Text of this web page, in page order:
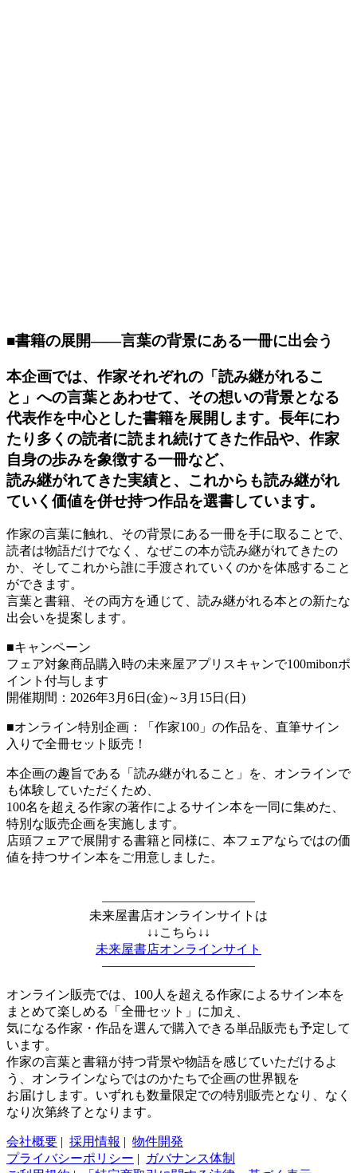
■書籍の展開――言葉の背景にある一冊に出会う
本企画では、作家それぞれの「読み継がれるこ
と」への言葉とあわせて、その想いの背景となる
代表作を中心とした書籍を展開します。長年にわ
たり多くの読者に読まれ続けてきた作品や、作家
自身の歩みを象徴する一冊など、
読み継がれてきた実績と、これからも読み継がれ
ていく価値を併せ持つ作品を選書しています。
作家の言葉に触れ、その背景にある一冊を手に取ることで、
読者は物語だけでなく、なぜこの本が読み継がれてきたの
か、そしてこれから誰に手渡されていくのかを体感すること
ができます。
言葉と書籍、その両方を通じて、読み継がれる本との新たな
出会いを提案します。
■キャンペーン
フェア対象商品購入時の未来屋アプリスキャンで100mibonポ
イント付与します
開催期間：2026年3月6日(金)～3月15日(日)
■オンライン特別企画：「作家100」の作品を、直筆サイン
入りで全冊セット販売！
本企画の趣旨である「読み継がれること」を、オンラインで
も体験していただくため、
100名を超える作家の著作によるサイン本を一同に集めた、
特別な販売企画を実施します。
店頭フェアで展開する書籍と同様に、本フェアならではの価
値を持つサイン本をご用意しました。
————————————
未来屋書店オンラインサイトは
↓↓こちら↓↓
未来屋書店オンラインサイト
————————————
オンライン販売では、100人を超える作家によるサイン本を
まとめて楽しめる「全冊セット」に加え、
気になる作家・作品を選んで購入できる単品販売も予定して
います。
作家の言葉と書籍が持つ背景や物語を感じていただけるよ
う、オンラインならではのかたちで企画の世界観を
お届けします。いずれも数量限定での特別販売となり、なく
なり次第終了となります。
会社概要 | 採用情報 | 物件開発
プライバシーポリシー |
ガバナンス体制